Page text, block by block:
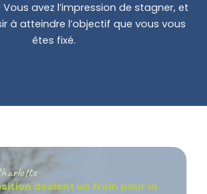
avez l’impression de stagner, et
à atteindre l’objectif que vous vous
êtes fixé.
devient un frein pour la